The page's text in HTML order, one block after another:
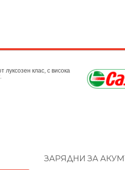
луксозен клас, с висока
ЗАРЯДНИ ЗА